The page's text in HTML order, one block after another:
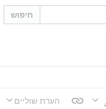
חיפוש
הערת שוליים